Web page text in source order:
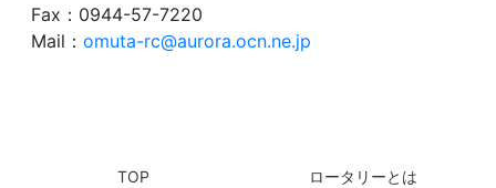
Fax：0944-57-7220
Mail：omuta-rc@aurora.ocn.ne.jp
TOP
ロータリーとは